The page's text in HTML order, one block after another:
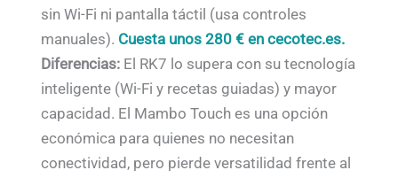
sin Wi-Fi ni pantalla táctil (usa controles
manuales). Cuesta unos 280 € en cecotec.es.
Diferencias: El RK7 lo supera con su tecnología
inteligente (Wi-Fi y recetas guiadas) y mayor
capacidad. El Mambo Touch es una opción
económica para quienes no necesitan
conectividad, pero pierde versatilidad frente al